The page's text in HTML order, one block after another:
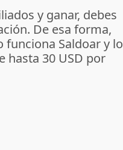
y ganar, debes
De esa forma,
Saldoar y lo
hasta 30 USD por